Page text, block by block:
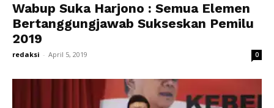
Wabup Suka Harjono : Semua Elemen
Bertanggungjawab Sukseskan Pemilu
2019
redaksi - April 5, 2019 0